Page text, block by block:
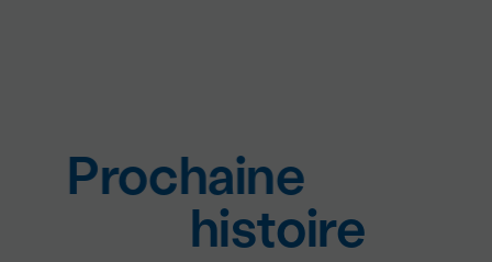
Prochaine
histoire